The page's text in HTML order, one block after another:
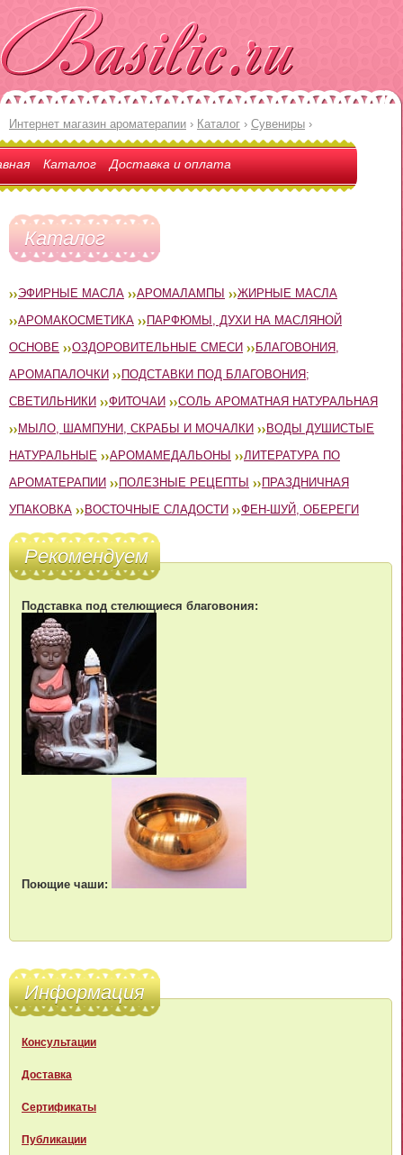
Интернет магазин ароматерапии › Каталог › Сувениры ›
Каталог Доставка и оплата
Каталог
ЭФИРНЫЕ МАСЛА АРОМАЛАМПЫ
ЖИРНЫЕ МАСЛА
АРОМАКОСМЕТИКА
ПАРФЮМЫ, ДУХИ НА МАСЛЯНОЙ
ОСНОВЕ
ОЗДОРОВИТЕЛЬНЫЕ СМЕСИ
БЛАГОВОНИЯ,
АРОМАПАЛОЧКИ
ПОДСТАВКИ ПОД БЛАГОВОНИЯ;
СВЕТИЛЬНИКИ
ФИТОЧАИ
СОЛЬ АРОМАТНАЯ НАТУРАЛЬНАЯ
МЫЛО, ШАМПУНИ, СКРАБЫ И МОЧАЛКИ
ВОДЫ ДУШИСТЫЕ
НАТУРАЛЬНЫЕ
АРОМАМЕДАЛЬОНЫ
ЛИТЕРАТУРА ПО
АРОМАТЕРАПИИ
ПОЛЕЗНЫЕ РЕЦЕПТЫ
ПРАЗДНИЧНАЯ
УПАКОВКА
ВОСТОЧНЫЕ СЛАДОСТИ ФЕН-ШУЙ, ОБЕРЕГИ
Рекомендуем
Подставка под стелющиеся благовония:
Поющие чаши:
Информация
Консультации
Доставка
Сертификаты
Публикации